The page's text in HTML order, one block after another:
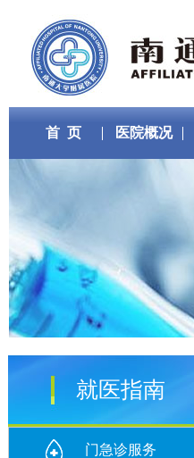
首 页 医院概况
就医指南
门急诊服务